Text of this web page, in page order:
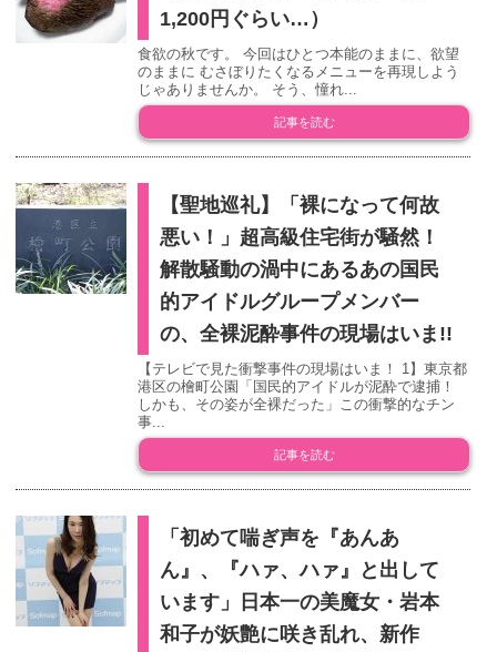
1,200円ぐらい…）
食欲の秋です。 今回はひとつ本能のままに、欲望
のままに むさぼりたくなるメニューを再現しよう
じゃありませんか。 そう、憧れ...
記事を読む
【聖地巡礼】「裸になって何故
悪い！」超高級住宅街が騒然！
解散騒動の渦中にあるあの国民
的アイドルグループメンバー
の、全裸泥酔事件の現場はいま!!
【テレビで見た衝撃事件の現場はいま！ 1】東京都
港区の檜町公園「国民的アイドルが泥酔で逮捕！
しかも、その姿が全裸だった」この衝撃的なチン
事...
記事を読む
「初めて喘ぎ声を『あんあ
ん』、『ハァ、ハァ』と出して
います」日本一の美魔女・岩本
和子が妖艶に咲き乱れ、新作